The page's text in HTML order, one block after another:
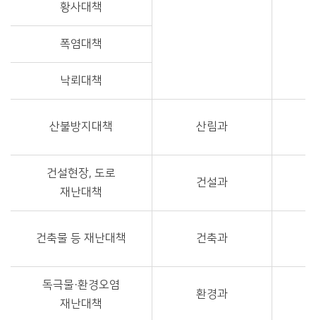
황사대책
폭염대책
낙뢰대책
산불방지대책 산림과
건설현장, 도로
재난대책
건설과
건축물 등 재난대책 건축과
독극물·환경오염
재난대책
환경과